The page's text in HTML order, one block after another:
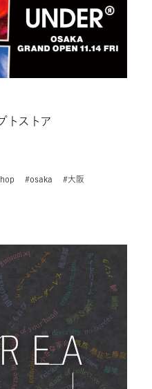
トストア
#osaka #大阪